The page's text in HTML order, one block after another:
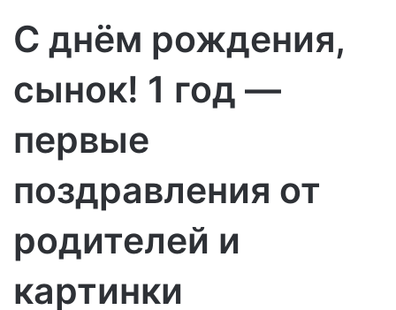
С днём рождения,
сынок! 1 год —
первые
поздравления от
родителей и
картинки